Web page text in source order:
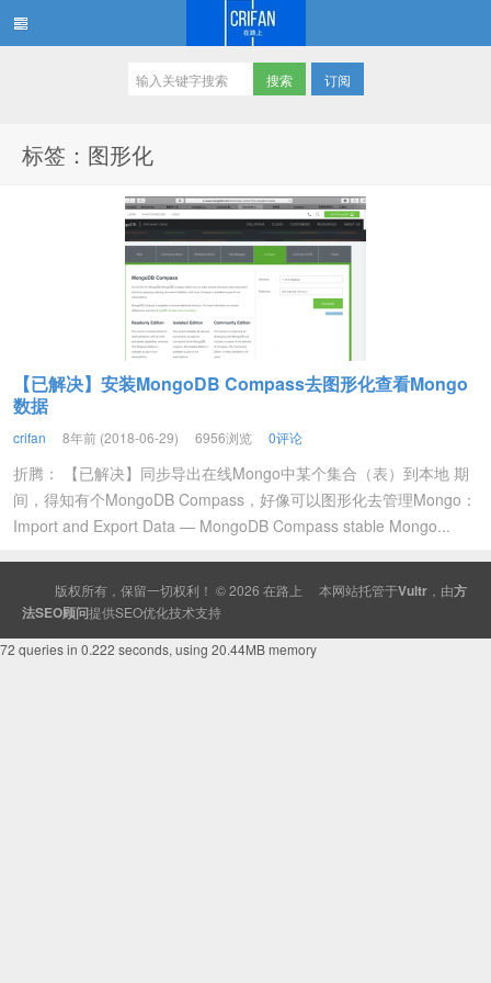
订阅
标签：图形化
【已解决】安装MongoDB Compass去图形化查看Mongo
数据
crifan 8年前 (2018-06-29) 6956浏览 0评论
折腾： 【已解决】同步导出在线Mongo中某个集合（表）到本地 期
间，得知有个MongoDB Compass，好像可以图形化去管理Mongo：
Import and Export Data — MongoDB Compass stable Mongo...
版权所有，保留一切权利！ © 2026 在路上 本网站托管于Vultr ，由方
法SEO顾问提供SEO优化技术支持
72 queries in 0.222 seconds, using 20.44MB memory